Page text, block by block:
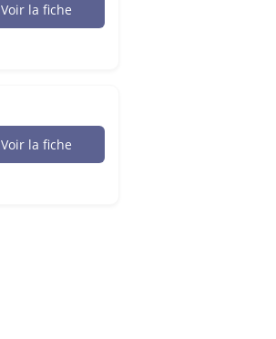
Voir la fiche
Voir la fiche